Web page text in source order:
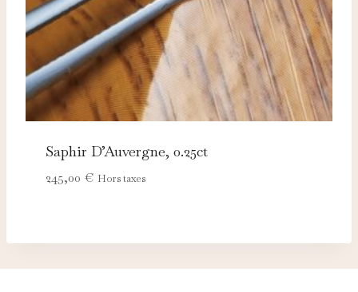
Saphir D’Auvergne, 0.25ct
245,00 € Hors taxes